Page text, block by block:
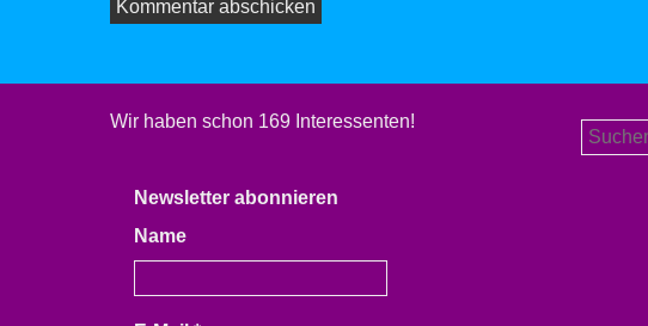
Wir haben schon 169 Interessenten!
Newsletter abonnieren
Name
Suchen
nach: